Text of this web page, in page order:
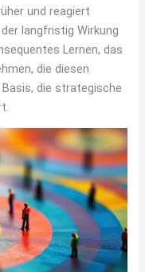
und reagiert
langfristig Wirkung
Lernen, das
die diesen
die strategische